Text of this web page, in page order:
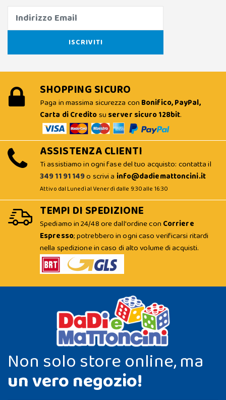
SHOPPING SICURO
Paga in massima sicurezza con Bonifico, PayPal,
Carta di Creditosu server sicuro 128bit.
ASSISTENZA CLIENTI
Ti assistiamo in ogni fase del tuo acquisto: contatta il
349 11 91 149o scrivi a info@dadiemattoncini.it
Attivo dal Lunedì al Venerdì dalle 9:30 alle 16:30
TEMPI DI SPEDIZIONE
Spediamo in 24/48 ore dall'ordine con Corriere
Espresso; potrebbero in ogni caso verificarsi ritardi
nella spedizione in caso di alto volume di acquisti.
Non solo store online, ma
un vero negozio!